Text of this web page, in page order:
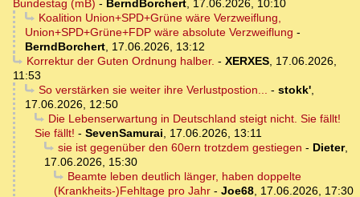
Bundestag (mB) - BerndBorchert, 17.06.2026, 10:10
Koalition Union+SPD+Grüne wäre Verzweiflung,
Union+SPD+Grüne+FDP wäre absolute Verzweiflung -
BerndBorchert, 17.06.2026, 13:12
Korrektur der Guten Ordnung halber. - XERXES, 17.06.2026,
11:53
So verstärken sie weiter ihre Verlustpostion... - stokk',
17.06.2026, 12:50
Die Lebenserwartung in Deutschland steigt nicht. Sie fällt!
Sie fällt! - SevenSamurai, 17.06.2026, 13:11
sie ist gegenüber den 60ern trotzdem gestiegen - Dieter,
17.06.2026, 15:30
Beamte leben deutlich länger, haben doppelte
(Krankheits-)Fehltage pro Jahr - Joe68, 17.06.2026, 17:30